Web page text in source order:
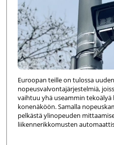
Euroopan teille on tulossa
nopeusvalvontajärjestelmiä,
vaihtuu yhä useammin
konenäköön. Samalla
pelkästä ylinopeuden
liikennerikkomusten